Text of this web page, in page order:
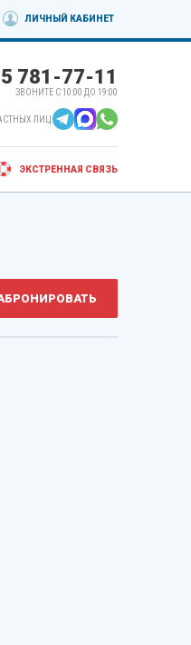
ЛИЧНЫЙ КАБИНЕТ
781-77-11
ЗВОНИТЕ С 10:00 ДО 19:00
ЛИЦ:
ЭКСТРЕННАЯ СВЯЗЬ